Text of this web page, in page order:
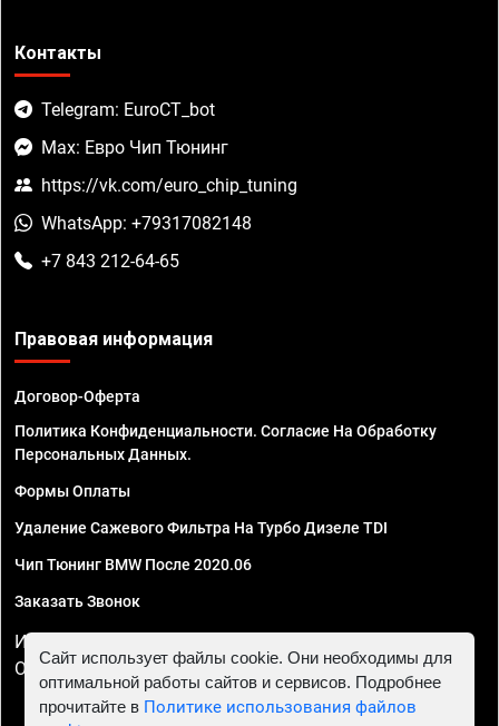
Контакты
Telegram: EuroCT_bot
Max: Евро Чип Тюнинг
https://vk.com/euro_chip_tuning
WhatsApp: +79317082148
+7 843 212-64-65
Правовая информация
Договор-Оферта
Политика Конфиденциальности. Согласие На Обработку
Персональных Данных.
Формы Оплаты
Удаление Сажевого Фильтра На Турбо Дизеле TDI
Чип Тюнинг BMW После 2020.06
Заказать Звонок
ИП Смирнов Георгий Павлович. ИНН 781302555843,
ОГРНИП 324470400032610
Сайт использует файлы cookie. Они необходимы для
оптимальной работы сайтов и сервисов. Подробнее
прочитайте в Политике использования файлов